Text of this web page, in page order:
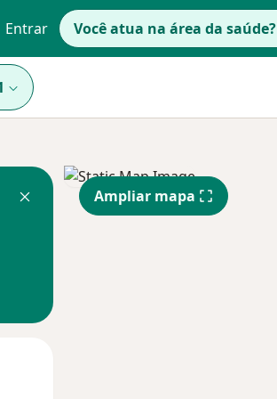
Entrar Você atua na área da saúde?
Ampliar mapa